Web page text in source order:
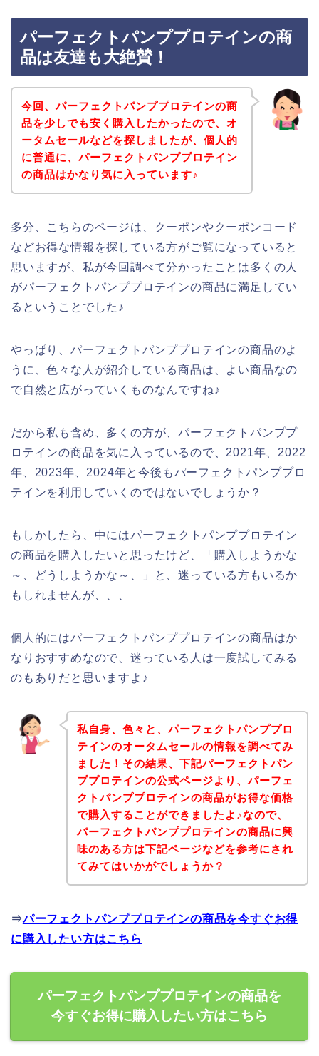
パーフェクトパンププロテインの商
品は友達も大絶賛！
今回、パーフェクトパンププロテインの商
品を少しでも安く購入したかったので、オ
ータムセールなどを探しましたが、個人的
に普通に、パーフェクトパンププロテイン
の商品はかなり気に入っています♪
多分、こちらのページは、クーポンやクーポンコード
などお得な情報を探している方がご覧になっていると
思いますが、私が今回調べて分かったことは多くの人
がパーフェクトパンププロテインの商品に満足してい
るということでした♪
やっぱり、パーフェクトパンププロテインの商品のよ
うに、色々な人が紹介している商品は、よい商品なの
で自然と広がっていくものなんですね♪
だから私も含め、多くの方が、パーフェクトパンププ
ロテインの商品を気に入っているので、2021年、2022
年、2023年、2024年と今後もパーフェクトパンププロ
テインを利用していくのではないでしょうか？
もしかしたら、中にはパーフェクトパンププロテイン
の商品を購入したいと思ったけど、「購入しようかな
～、どうしようかな～、」と、迷っている方もいるか
もしれませんが、、、
個人的にはパーフェクトパンププロテインの商品はか
なりおすすめなので、迷っている人は一度試してみる
のもありだと思いますよ♪
私自身、色々と、パーフェクトパンププロ
テインのオータムセールの情報を調べてみ
ました！その結果、下記パーフェクトパン
ププロテインの公式ページより、パーフェ
クトパンププロテインの商品がお得な価格
で購入することができましたよ♪なので、
パーフェクトパンププロテインの商品に興
味のある方は下記ページなどを参考にされ
てみてはいかがでしょうか？
⇒パーフェクトパンププロテインの商品を今すぐお得
に購入したい方はこちら
パーフェクトパンププロテインの商品を
今すぐお得に購入したい方はこちら